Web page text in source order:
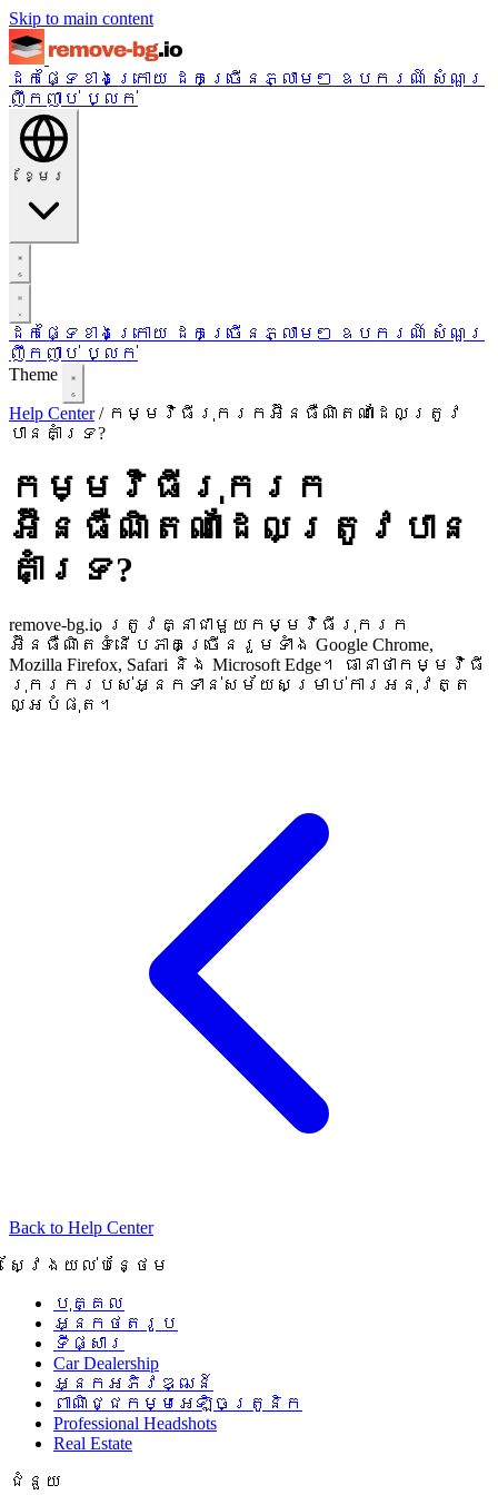
Skip to main content
ដកផ្ទៃខាងក្រោយ ដកច្រើនភ្លាមៗ ឧបករណ៍ សំណួរ
ញឹកញាប់ ប្លក់
ខ្មែរ
ដកផ្ទៃខាងក្រោយ ដកច្រើនភ្លាមៗ ឧបករណ៍ សំណួរ
ញឹកញាប់ ប្លក់
Theme
Help Center / កម្មវិធីរុករកអ៊ីនធឺណិតណាដែលត្រូវ
បានគាំទ្រ?
កម្មវិធីរុករក
អ៊ីនធឺណិតណាដែលត្រូវបាន
គាំទ្រ?
remove-bg.io ត្រូវគ្នាជាមួយកម្មវិធីរុករក
អ៊ីនធឺណិតទំនើបភាគច្រើនរួមទាំង Google Chrome,
Mozilla Firefox, Safari និង Microsoft Edge។ ធានាថាកម្មវិធី
រុករករបស់អ្នកទាន់សម័យសម្រាប់ការអនុវត្ត
ល្អបំផុត។
Back to Help Center
ស្វែងយល់បន្ថែម
បុគ្គល
អ្នកថតរូប
ទីផ្សារ
Car Dealership
អ្នកអភិវឌ្ឍន៍
ពាណិជ្ជកម្មអេឡិចត្រូនិក
Professional Headshots
Real Estate
ជំនួយ